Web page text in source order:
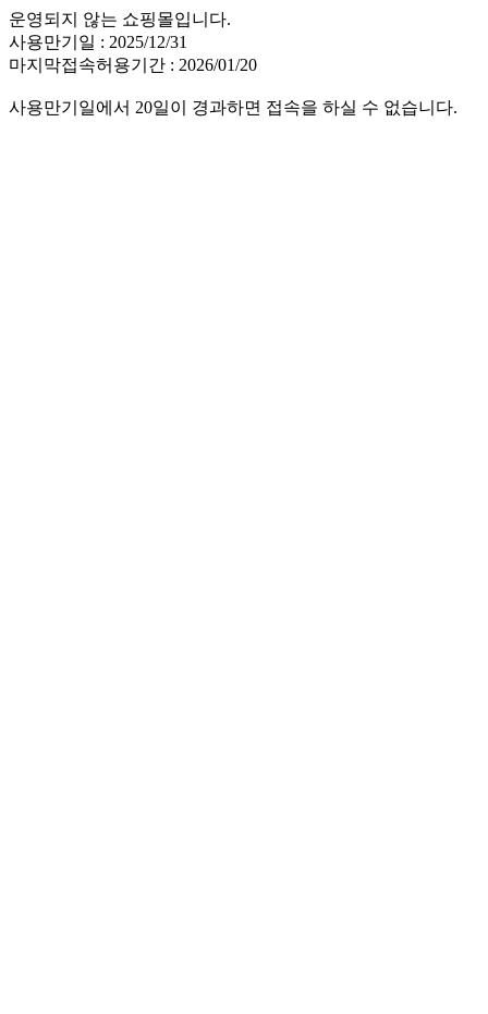
운영되지 않는 쇼핑몰입니다.
사용만기일 : 2025/12/31
마지막접속허용기간 : 2026/01/20
사용만기일에서 20일이 경과하면 접속을 하실 수 없습니다.